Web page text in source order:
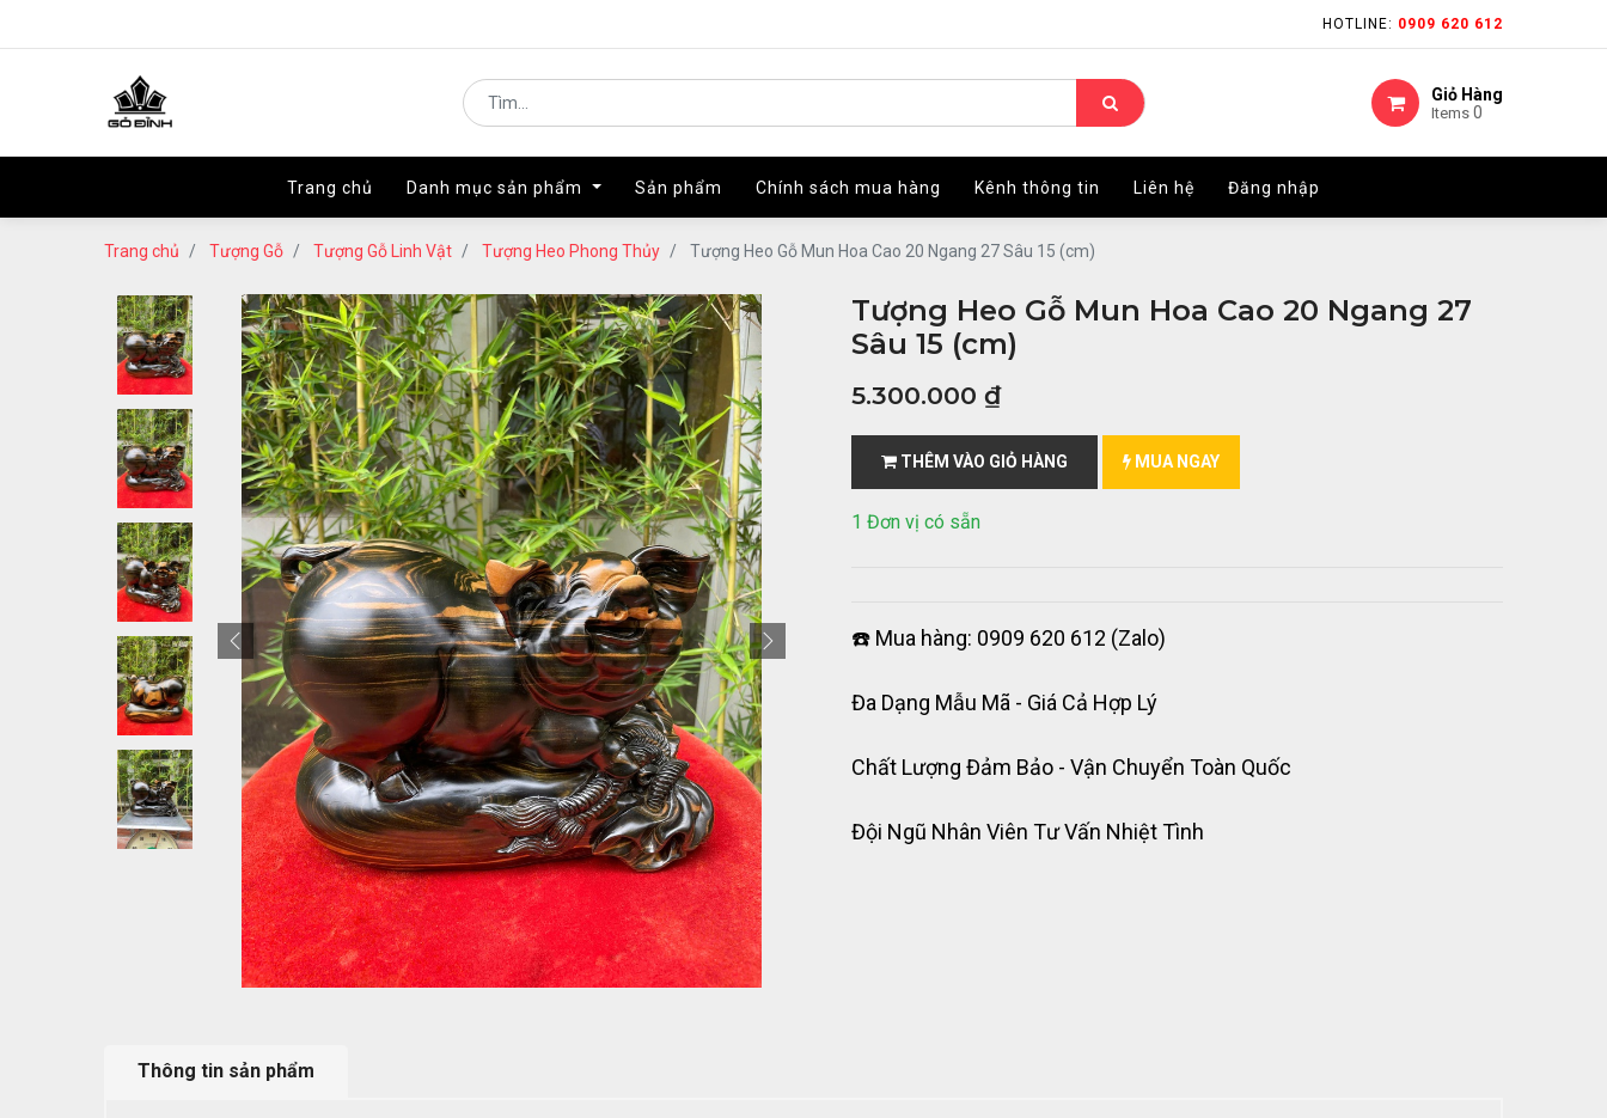
HOTLINE: 0909 620 612
Giỏ Hàng
Items 0
Trang chủ Danh mục sản phẩm Sản phẩm Chính sách mua hàng Kênh thông tin Liên hệ Đăng nhập
HOTLINE: 0909 620 612
Giỏ Hàng
Items 0
Trang chủ Danh mục sản phẩm Sản phẩm Chính sách mua hàng Kênh thông tin Liên hệ Đăng nhập
Trang chủ Tượng Gỗ Tượng Gỗ Linh Vật Tượng Heo Phong Thủy Tượng Heo Gỗ Mun Hoa Cao 20 Ngang 27 Sâu 15 (cm)
Tượng Heo Gỗ Mun Hoa Cao 20 Ngang 27
Sâu 15 (cm)
5.300.000 ₫
THÊM VÀO GIỎ HÀNG MUA NGAY
1 Đơn vị có sẵn
☎️ Mua hàng: 0909 620 612 (Zalo)
Đa Dạng Mẫu Mã - Giá Cả Hợp Lý
Chất Lượng Đảm Bảo - Vận Chuyển Toàn Quốc
Đội Ngũ Nhân Viên Tư Vấn Nhiệt Tình
Thông tin sản phẩm